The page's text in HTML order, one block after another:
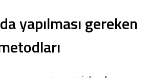
yapılması gereken